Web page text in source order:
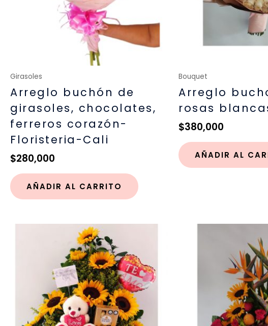
Girasoles
Arreglo buchón de
girasoles, chocolates,
ferreros corazón-
Floristeria-Cali
$280,000
AÑADIR AL CARRITO
Bouquet
Arreglo
rosas
$380,000
AÑADIR AL